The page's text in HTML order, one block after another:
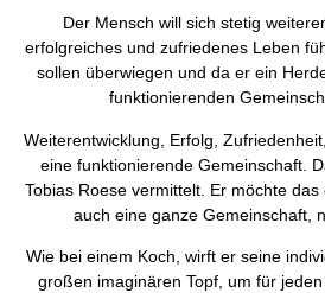
Der Mensch will sich stetig
erfolgreiches und zufriedenes Leben
sollen überwiegen und da er ein
funktionierenden
Weiterentwicklung, Erfolg,
eine funktionierende Gemeinschaft.
Tobias Roese vermittelt. Er möchte
auch eine ganze Gemeinschaft,
Wie bei einem Koch, wirft er seine
großen imaginären Topf, um für